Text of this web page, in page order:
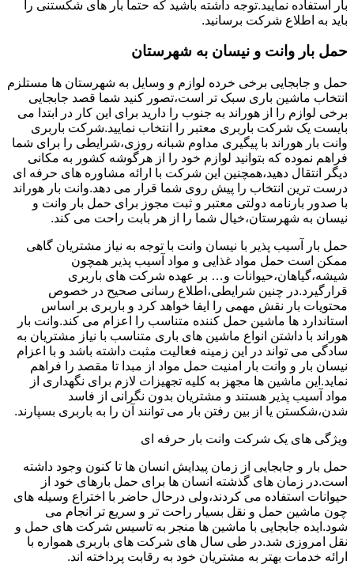
بار استفاده نمایید.توجه داشته باشید که حتما بار های شکستنی را
باید به اطلاع شرکت برسانید.
حمل بار وانت و نیسان به شهرستان
حمل و جابجایی برخی خرده لوازم و وسایل به شهرستان ها مستلزم
انتخاب ماشین باری سبک تر است،تصور کنید شما قصد جابجایی
برخی لوازم را از هوراند به جنوب را دارید برای این کار در ابتدا می
بایست یک شرکت باربری معتبر را انتخاب نمایید.شرکت باربری
وانت بار هوراند با پیگیری مداوم شبانه روزی،شرایطی را برای شما
فراهم نموده که بتوانید لوازم خود را از هرگوشه کشور به مکانی
دیگر انتقال دهید،همچنین این شرکت با ارائه مشاوره های حرفه ای
درست ترین انتخاب را پیش روی شما قرار می دهد.وانت بار هوراند
با صدور بارنامه دولتی معتبر و ثبت مجوز برای حمل بار وانت و
نیسان به شهرستان،خیال شما را از هر بابت راحت می کند.
حمل بار آسیب پذیر با نیسان وانت با توجه به نیاز مشتریان گاهی
ممکن است حمل مواد غذایی و مواد آسیب پذیر همچون
شیشه،گیاهان،حیوانات و… بر عهده شرکت های باربری
قرارگیرد.در چنین شرایطی،اطلاع رسانی صحیح در خصوص
محتویات بار نقش مهمی را ایفا خواهد کرد و باربری بر اساس
استاندارد ها ماشین حمل کننده متناسب را اعزام می کند.وانت بار
هوراند با داشتن انواع ماشین های باری متناسب با نیاز مشتریان به
سادگی می تواند در این زمینه فعالیت مثبت داشته باشد و با اعزام
نیسان بار و وانت بار امنیت حمل مواد از مبدا تا مقصد را فراهم
نماید.این ماشین ها مجهز به کلیه تجهیزات لازم برای نگهداری از
مواد آسیب پذیر هستند و مشتریان بدون نگرانی از فاسد
شدن،شکستن یا از بین رفتن بار می توانند آن را به باربری بسپارند.
ویژگی های یک شرکت وانت بار حرفه ای
حمل بار و جابجایی از زمان پیدایش انسان ها تا کنون وجود داشته
است.در زمان های گذشته انسان ها برای حمل بارهای خود از
حیوانات استفاده می کردند،ولی درحال حاضر با اختراع وسیله های
چون ماشین حمل و نقل بسیار راحت تر و سریع تر انجام می
شود.ایده جابجایی با ماشین ها منجر به تاسیس شرکت های حمل و
نقل امروزی شد.در طی سال های شرکت های باربری همواره با
ارائه خدمات بهتر به مشتریان خود به رقابت پرداخته اند.